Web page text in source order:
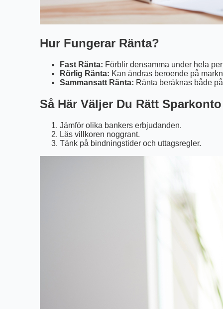
Hur Fungerar Ränta?
Fast Ränta: Förblir densamma under hela
Rörlig Ränta: Kan ändras beroende på
Sammansatt Ränta: Ränta beräknas både
Så Här Väljer Du Rätt Sparkonto
Jämför olika bankers erbjudanden.
Läs villkoren noggrant.
Tänk på bindningstider och uttagsregler.